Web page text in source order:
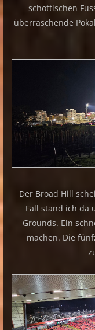
schottischen
überraschende
Der Broad Hill
Fall stand ich da
Grounds. Ein
machen. Die